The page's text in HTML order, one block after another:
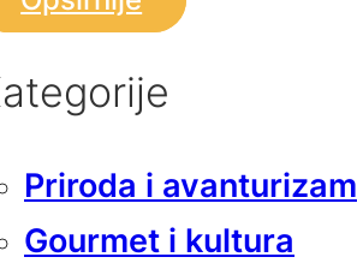
Priroda i avanturizam
Gourmet i kultura